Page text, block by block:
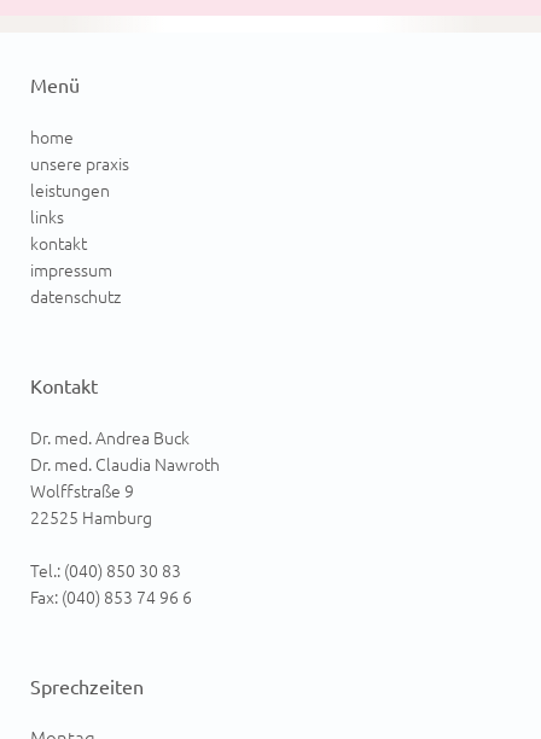
Menü
home
unsere praxis
leistungen
links
kontakt
impressum
datenschutz
Kontakt
Dr. med. Andrea Buck
Dr. med. Claudia Nawroth
Wolffstraße 9
22525 Hamburg
Tel.: (040) 850 30 83
Fax: (040) 853 74 96 6
Sprechzeiten